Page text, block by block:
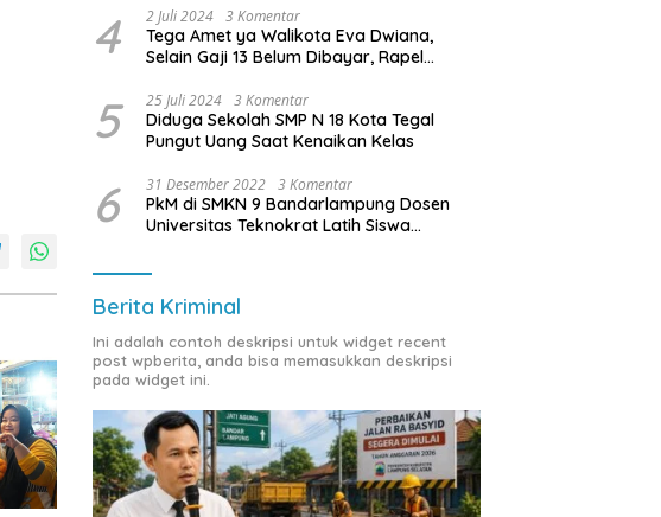
Lampung
4 2 Juli 2024 3 Komentar
Tega Amet ya Walikota Eva Dwiana,
Selain Gaji 13 Belum Dibayar, Rapel
Dibayar
5 25 Juli 2024 3 Komentar
Diduga Sekolah SMP N 18 Kota Tegal
Pungut Uang Saat Kenaikan Kelas
6 31 Desember 2022 3 Komentar
PkM di SMKN 9 Bandarlampung Dosen
Universitas Teknokrat Latih Siswa
Berita Kriminal
Ini adalah contoh deskripsi untuk widget recent
post wpberita, anda bisa memasukkan deskripsi
pada widget ini.